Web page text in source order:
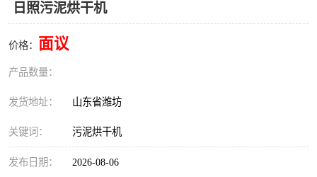
日照污泥烘干机
价格： 面议
产品数量：
发货地址： 山东省潍坊
关键词： 污泥烘干机
发布日期： 2026-08-06